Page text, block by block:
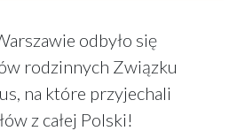
odbyło się
rodzinnych Związku
na które przyjechali
z całej Polski!